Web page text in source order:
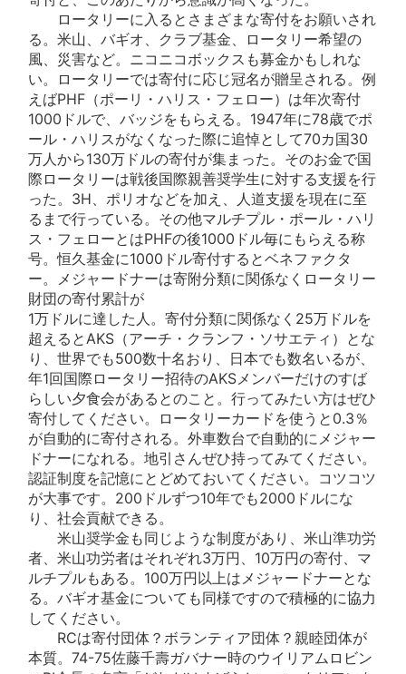
ロータリーに入るとさまざまな寄付をお願いされ
る。米山、バギオ、クラブ基金、ロータリー希望の
風、災害など。ニコニコボックスも募金かもしれな
い。ロータリーでは寄付に応じ冠名が贈呈される。例
えばPHF（ポーリ・ハリス・フェロー）は年次寄付
1000ドルで、バッジをもらえる。1947年に78歳でポ
ール・ハリスがなくなった際に追悼として70カ国30
万人から130万ドルの寄付が集まった。そのお金で国
際ロータリーは戦後国際親善奨学生に対する支援を行
った。3H、ポリオなどを加え、人道支援を現在に至
るまで行っている。その他マルチプル・ポール・ハリ
ス・フェローとはPHFの後1000ドル毎にもらえる称
号。恒久基金に1000ドル寄付するとベネファクタ
ー。メジャードナーは寄附分類に関係なくロータリー
財団の寄付累計が
1万ドルに達した人。寄付分類に関係なく25万ドルを
超えるとAKS（アーチ・クランフ・ソサエティ）とな
り、世界でも500数十名おり、日本でも数名いるが、
年1回国際ロータリー招待のAKSメンバーだけのすば
らしい夕食会があるとのこと。行ってみたい方はぜひ
寄付してください。ロータリーカードを使うと0.3％
が自動的に寄付される。外車数台で自動的にメジャー
ドナーになれる。地引さんぜひ持ってみてください。
認証制度を記憶にとどめておいてください。コツコツ
が大事です。200ドルずつ10年でも2000ドルにな
り、社会貢献できる。
米山奨学金も同じような制度があり、米山準功労
者、米山功労者はそれぞれ3万円、10万円の寄付、マ
ルチプルもある。100万円以上はメジャードナーとな
る。バギオ基金についても同様ですので積極的に協力
してください。
RCは寄付団体？ボランティア団体？親睦団体が
本質。74-75佐藤千壽ガバナー時のウイリアムロビン